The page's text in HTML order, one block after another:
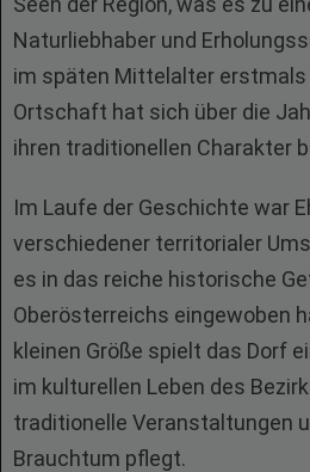
Naturliebhaber und
im späten Mittelalter
Ortschaft hat sich über die
ihren traditionellen Charakter
Im Laufe der Geschichte war
verschiedener territorialer
es in das reiche historische
Oberösterreichs eingewoben
kleinen Größe spielt das Dorf
im kulturellen Leben des
traditionelle Veranstaltungen
Brauchtum pflegt.